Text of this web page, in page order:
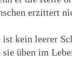
erzittert
ist kein leerer
üben im